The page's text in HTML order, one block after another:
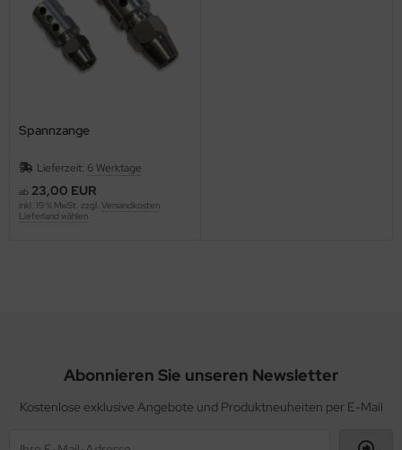
Spannzange
Lieferzeit: 6 Werktage
ab 23,00 EUR
inkl. 19 % MwSt. zzgl. Versandkosten
Lieferland wählen
Abonnieren Sie unseren Newsletter
Kostenlose exklusive Angebote und Produktneuheiten per E-Mail